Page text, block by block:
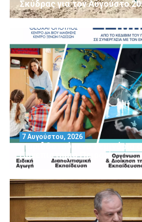
Σκύδρας για τον Αύγούστο
Μοριοδοτούμενα Σεμινάρια
Πανεπιστήμιο Πειραιά
7 Αυγούστου, 2026